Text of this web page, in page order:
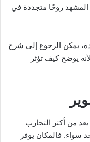
روحًا متجددة في
يمكن الرجوع إلى شرح
يوضح كيف تؤثر
يعد من أكثر التجارب
سواء. فالمكان يوفر